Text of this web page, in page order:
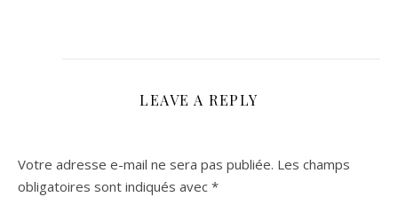
LEAVE A REPLY
Votre adresse e-mail ne sera pas publiée. Les champs
obligatoires sont indiqués avec *